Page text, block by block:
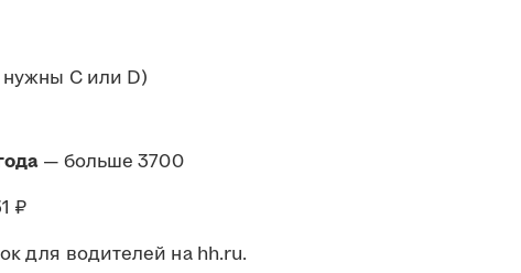
нужны C или D)
— больше 3700
₽
для водителей на hh.ru.